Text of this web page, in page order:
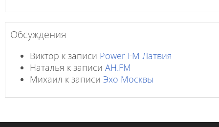
Обсуждения
Виктор к записи Power FM Латвия
Наталья к записи AH.FM
Михаил к записи Эхо Москвы